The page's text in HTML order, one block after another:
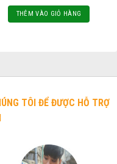
THÊM VÀO GIỎ HÀNG
TÔI ĐỂ ĐƯỢC HỖ TRỢ